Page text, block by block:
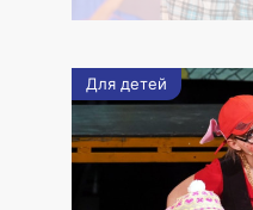
Для детей